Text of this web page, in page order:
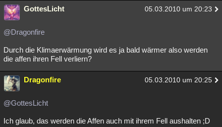
GottesLicht 05.03.2010 um 20:23
@Dragonfire
Durch die Klimaerwärmung wird es ja bald wärmer also werden
die affen ihren Fell verliern?
Dragonfire 05.03.2010 um 20:25
@GottesLicht
Ich glaub, das werden die Affen auch mit ihrem Fell aushalten ;D